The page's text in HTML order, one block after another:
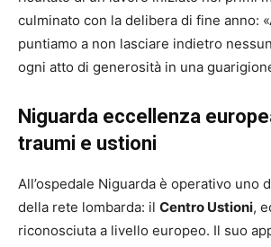
culminato con la delibera di fine anno:
puntiamo a non lasciare indietro
ogni atto di generosità in una
Niguarda eccellenza
traumi e ustioni
All’ospedale Niguarda è operativo uno
della rete lombarda: il Centro Ustioni,
riconosciuta a livello europeo. Il suo